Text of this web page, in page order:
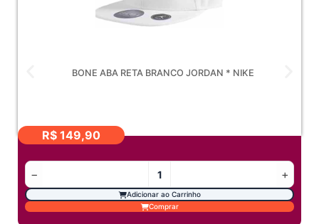
BONE ABA RETA BRANCO JORDAN * NIKE
R$ 149,90
− +
Adicionar ao Carrinho
Comprar